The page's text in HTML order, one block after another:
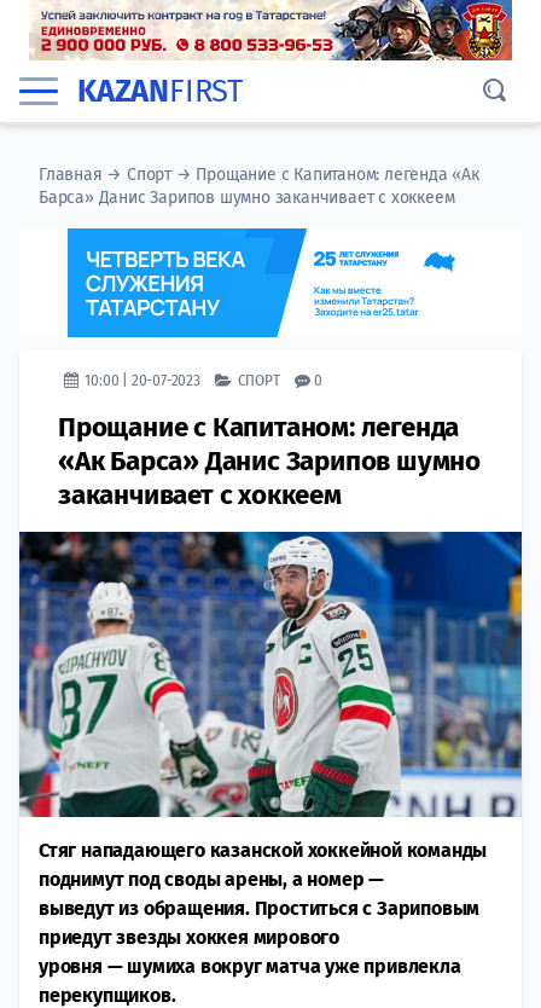
KAZANFIRST
Главная →Спорт→ Прощание с Капитаном: легенда «Ак
Барса» Данис Зарипов шумно заканчивает с хоккеем
10:00 | 20-07-2023 СПОРТ 0
Прощание с Капитаном: легенда
«Ак Барса» Данис Зарипов шумно
заканчивает с хоккеем
Стяг нападающего казанской хоккейной команды
поднимут под своды арены, а номер —
выведут из обращения. Проститься с Зариповым
приедут звезды хоккея мирового
уровня — шумиха вокруг матча уже привлекла
перекупщиков.